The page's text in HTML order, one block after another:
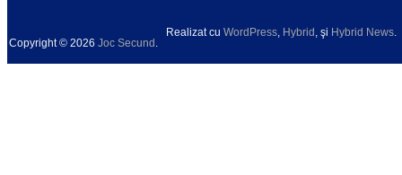
Copyright © 2026 Joc Secund .
Realizat cu WordPress, Hybrid , şi Hybrid News.